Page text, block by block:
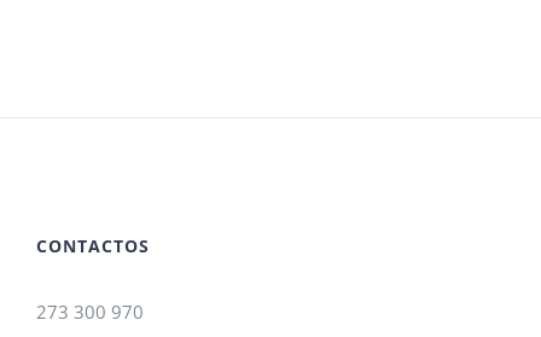
CONTACTOS
273 300 970